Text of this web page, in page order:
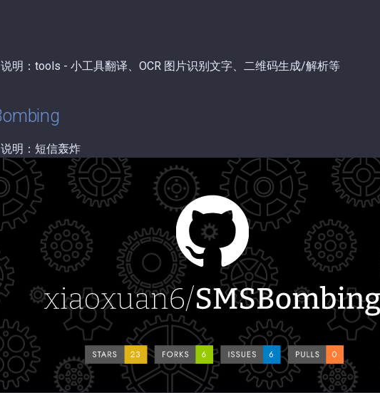
明：tools - 小工具翻译、OCR 图片识别文字、二维码生成/解析等
明：短信轰炸